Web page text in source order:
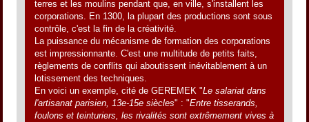
terres et les moulins pendant que, en ville, s'installent les
corporations. En 1300, la plupart des productions sont sous
contrôle, c'est la fin de la créativité.
La puissance du mécanisme de formation des corporations
est impressionnante. C'est une multitude de petits faits,
règlements de conflits qui aboutissent inévitablement à un
lotissement des techniques.
En voici un exemple, cité de GEREMEK "Le salariat dans
l'artisanat parisien, 13e-15e siècles" : "Entre tisserands,
foulons et teinturiers, les rivalités sont extrêmement vives à